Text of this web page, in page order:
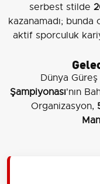
serbest stilde
kazanamadı;
aktif sporculuk
Dünya
Şampiyonası'nın
Organizasyon,